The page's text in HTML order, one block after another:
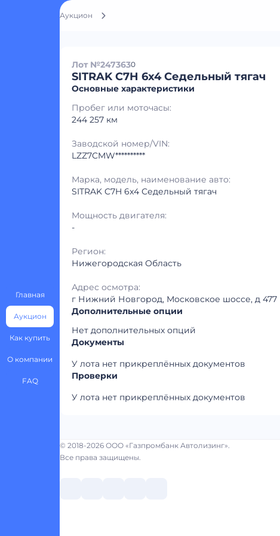
Главная
Аукцион
Как купить
О компании
FAQ
Аукцион
Лот №2473630
SITRAK C7H 6x4 Седельный тягач
Основные характеристики
Пробег или моточасы:
244 257 км
Заводской номер/VIN:
LZZ7CMW**********
Марка, модель, наименование авто:
SITRAK C7H 6x4 Седельный тягач
Мощность двигателя:
-
Регион:
Нижегородская Область
Адрес осмотра:
г Нижний Новгород, Московское шоссе, д 477
Дополнительные опции
Нет дополнительных опций
Документы
У лота нет прикреплённых документов
Проверки
У лота нет прикреплённых документов
© 2018-2026 ООО «Газпромбанк Автолизинг».
Все права защищены.